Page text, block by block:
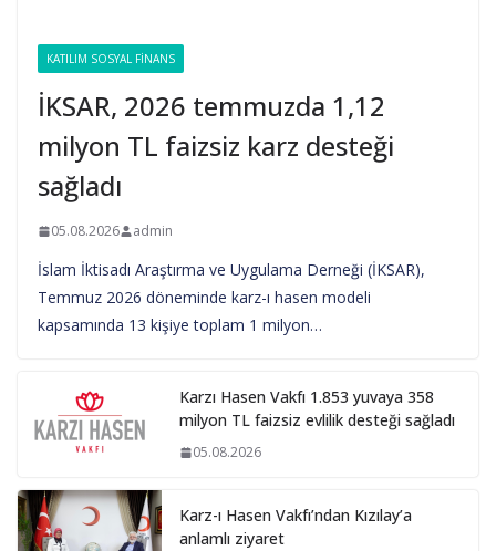
KATILIM SOSYAL FINANS
İKSAR, 2026 temmuzda 1,12
milyon TL faizsiz karz desteği
sağladı
05.08.2026 admin
İslam İktisadı Araştırma ve Uygulama Derneği (İKSAR),
Temmuz 2026 döneminde karz-ı hasen modeli
kapsamında 13 kişiye toplam 1 milyon…
Karzı Hasen Vakfı 1.853 yuvaya 358
milyon TL faizsiz evlilik desteği sağladı
05.08.2026
Karz-ı Hasen Vakfı’ndan Kızılay’a
anlamlı ziyaret